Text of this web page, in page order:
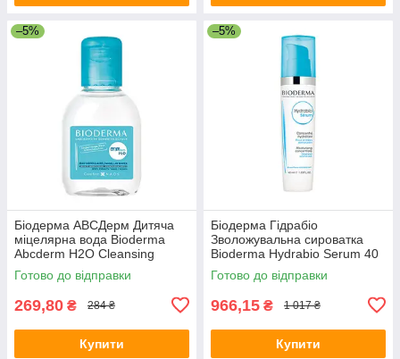
–5%
Біодерма АВСДерм Дитяча
міцелярна вода Bioderma
Abcderm H2O Cleansing
Water 100 мл
Готово до відправки
269,80 ₴ 284 ₴
Купити
–5%
Біодерма Гідрабіо
Зволожувальна сироватка
Bioderma Hydrabio Serum 40
мл
Готово до відправки
966,15 ₴ 1 017 ₴
Купити